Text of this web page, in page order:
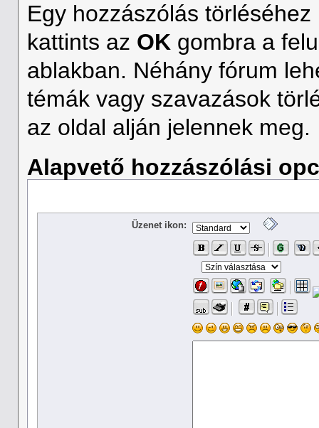
Egy hozzászólás
kattints az OK gombra a
ablakban. Néhány fórum
témák vagy szavazások
az oldal alján jelennek meg.
Alapvető hozzászólási
Üzenet ikon: